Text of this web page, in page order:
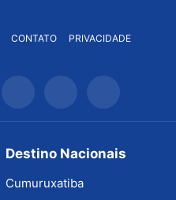
CONTATO PRIVACIDADE
Destino Nacionais
Cumuruxatiba